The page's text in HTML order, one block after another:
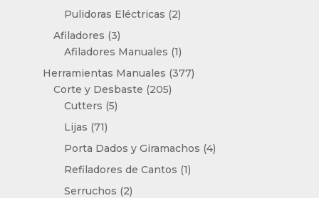
productos
Pulidoras Eléctricas 22
Afiladores 33
productos
Afiladores Manuales 11
producto
Herramientas Manuales 377377
Corte y Desbaste 205205
Cutters 55
Lijas 7171
productos
Porta Dados y Giramachos 44
Refiladores de Cantos 11
Serruchos 22